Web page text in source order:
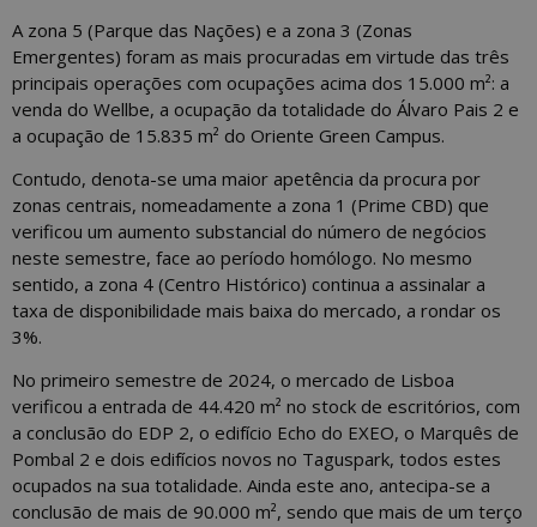
A zona 5 (Parque das Nações) e a zona 3 (Zonas
Emergentes) foram as mais procuradas em virtude das três
principais operações com ocupações acima dos 15.000 m²: a
venda do Wellbe, a ocupação da totalidade do Álvaro Pais 2 e
a ocupação de 15.835 m² do Oriente Green Campus.
Contudo, denota-se uma maior apetência da procura por
zonas centrais, nomeadamente a zona 1 (Prime CBD) que
verificou um aumento substancial do número de negócios
neste semestre, face ao período homólogo. No mesmo
sentido, a zona 4 (Centro Histórico) continua a assinalar a
taxa de disponibilidade mais baixa do mercado, a rondar os
3%.
No primeiro semestre de 2024, o mercado de Lisboa
verificou a entrada de 44.420 m² no stock de escritórios, com
a conclusão do EDP 2, o edifício Echo do EXEO, o Marquês de
Pombal 2 e dois edifícios novos no Taguspark, todos estes
ocupados na sua totalidade. Ainda este ano, antecipa-se a
conclusão de mais de 90.000 m², sendo que mais de um terço